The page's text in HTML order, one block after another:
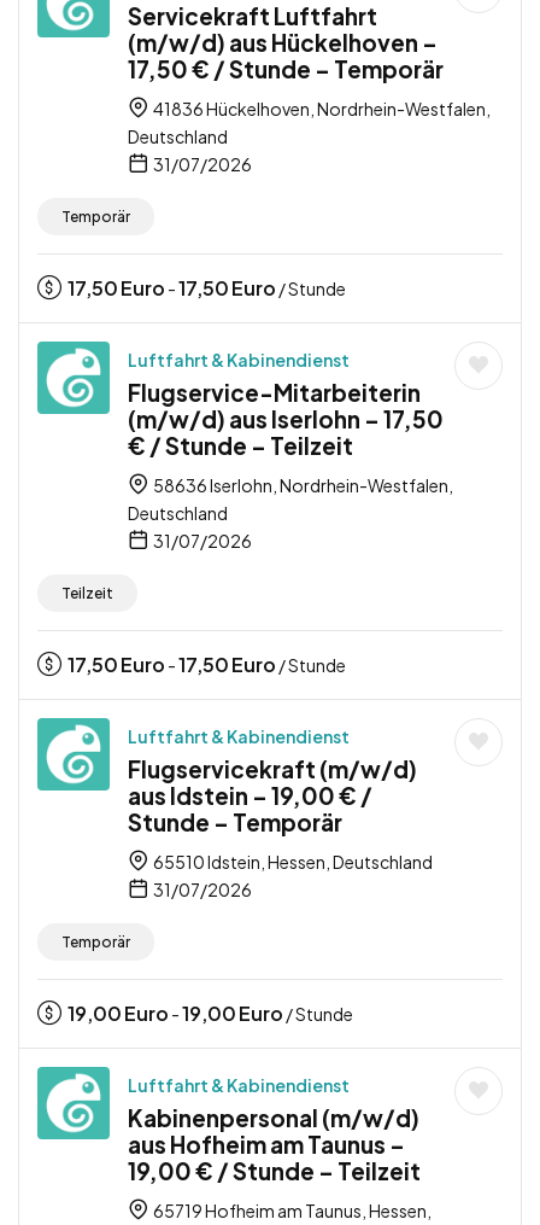
Servicekraft Luftfahrt
(m/w/d) aus Hückelhoven –
17,50 € / Stunde – Temporär
41836 Hückelhoven, Nordrhein-Westfalen,
Deutschland
31/07/2026
Temporär
17,50Euro -17,50Euro / Stunde
Luftfahrt & Kabinendienst
Flugservice-Mitarbeiterin
(m/w/d) aus Iserlohn – 17,50
€ / Stunde – Teilzeit
58636 Iserlohn, Nordrhein-Westfalen,
Deutschland
31/07/2026
Teilzeit
17,50Euro -17,50Euro / Stunde
Luftfahrt & Kabinendienst
Flugservicekraft (m/w/d)
aus Idstein – 19,00 € /
Stunde – Temporär
65510 Idstein, Hessen, Deutschland
31/07/2026
Temporär
19,00Euro -19,00Euro / Stunde
Luftfahrt & Kabinendienst
Kabinenpersonal (m/w/d)
aus Hofheim am Taunus –
19,00 € / Stunde – Teilzeit
65719 Hofheim am Taunus, Hessen,